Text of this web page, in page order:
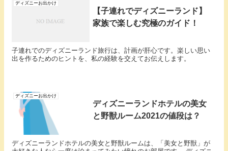
ディズニーお出かけ
【子連れでディズニーランド】
家族で楽しむ究極のガイド！
子連れでのディズニーランド旅行は、計画が肝心です。楽しい思い
出を作るためのヒントを、私の経験を交えてお伝えします。
ディズニーお出かけ
ディズニーランドホテルの美女
と野獣ルーム2021の値段は？
ディズニーランドホテルの美女と野獣ルームは、「美女と野獣」が